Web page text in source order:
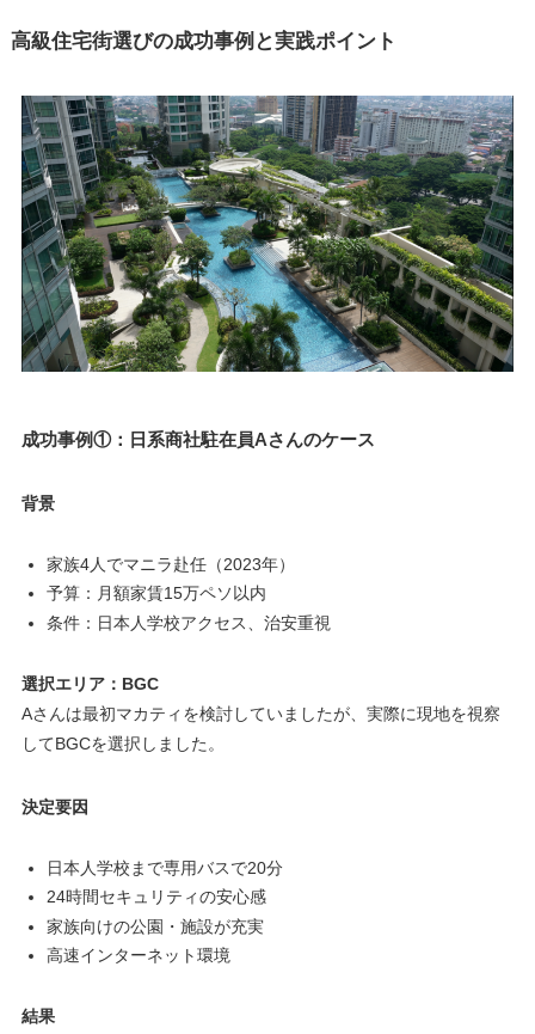
高級住宅街選びの成功事例と実践ポイント
成功事例①：日系商社駐在員Aさんのケース
背景
家族4人でマニラ赴任（2023年）
予算：月額家賃15万ペソ以内
条件：日本人学校アクセス、治安重視
選択エリア：BGC
Aさんは最初マカティを検討していましたが、実際に現地を視察
してBGCを選択しました。
決定要因
日本人学校まで専用バスで20分
24時間セキュリティの安心感
家族向けの公園・施設が充実
高速インターネット環境
結果